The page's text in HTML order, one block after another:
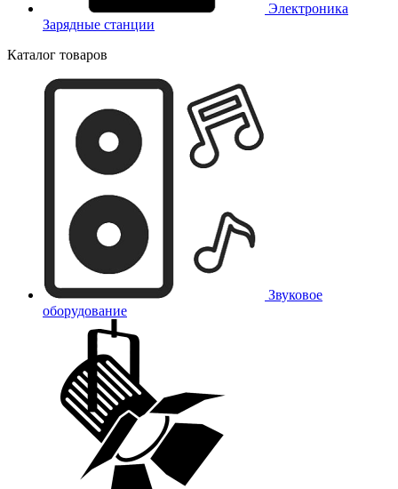
Электроника
Зарядные станции
Каталог товаров
Звуковое
оборудование